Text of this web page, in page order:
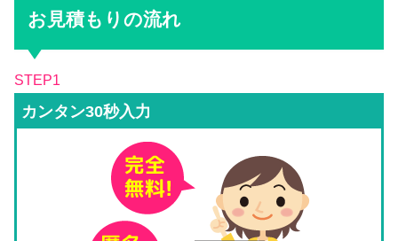
お見積もりの流れ
STEP1
カンタン30秒入力